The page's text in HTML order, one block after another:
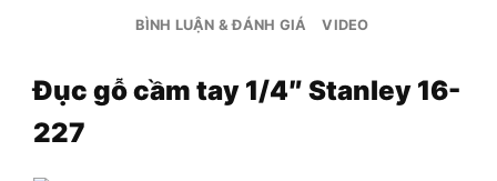
BÌNH LUẬN & ĐÁNH GIÁ VIDEO
Đục gỗ cầm tay 1/4″ Stanley 16-
227